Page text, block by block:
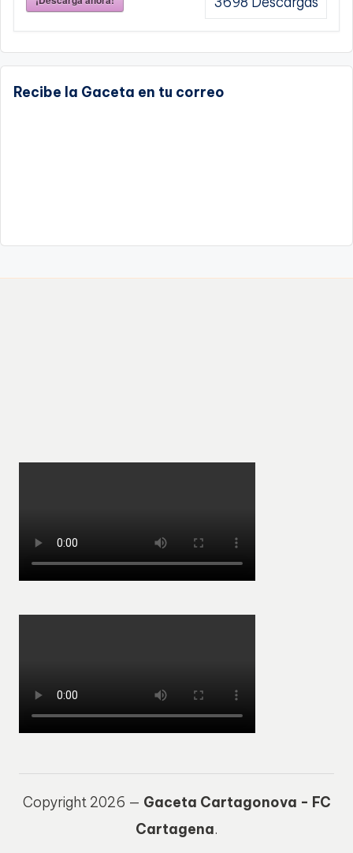
Recibe la Gaceta en tu correo
Copyright 2026 — Gaceta Cartagonova - FC
Cartagena.